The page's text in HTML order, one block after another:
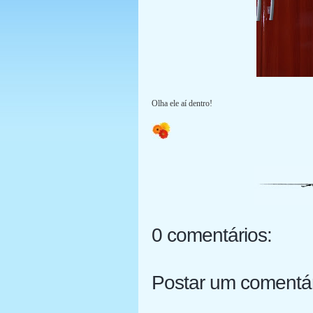
Olha ele aí dentro!
0 comentários:
Postar um